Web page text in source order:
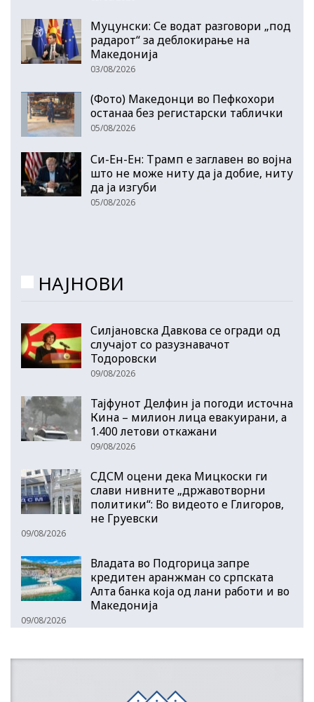
Муцунски: Се водат разговори „под
радарот“ за деблокирање на
Македонија
03/08/2026
(Фото) Македонци во Пефкохори
останаа без регистарски таблички
05/08/2026
Си-Ен-Ен: Трамп е заглавен во војна
што не може ниту да ја добие, ниту
да ја изгуби
05/08/2026
НАЈНОВИ
Силјановска Давкова се огради од
случајот со разузнавачот
Тодоровски
09/08/2026
Тајфунот Делфин ја погоди источна
Кина – милион лица евакуирани, а
1.400 летови откажани
09/08/2026
СДСМ оцени дека Мицкоски ги
слави нивните „државотворни
политики“: Во видеото е Глигоров,
не Груевски
09/08/2026
Владата во Подгорица запре
кредитен аранжман со српската
Алта банка која од лани работи и во
Македонија
09/08/2026